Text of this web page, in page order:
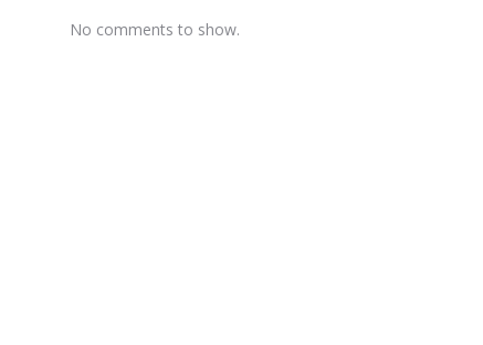
No comments to show.